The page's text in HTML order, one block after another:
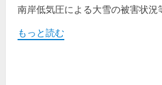
南岸低気圧による大雪の被害状況
もっと読む